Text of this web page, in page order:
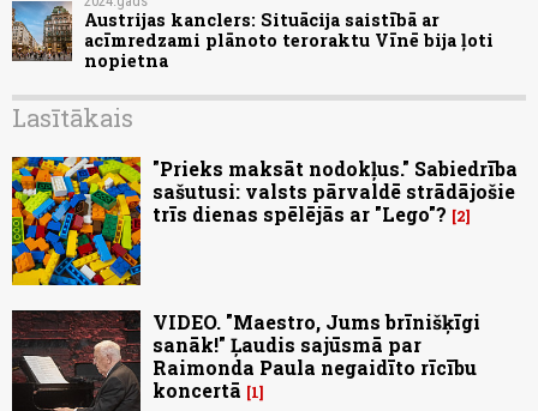
Austrijas kanclers: Situācija saistībā ar
acīmredzami plānoto teroraktu Vīnē bija ļoti
nopietna
Lasītākais
"Prieks maksāt nodokļus." Sabiedrība
sašutusi: valsts pārvaldē strādājošie
trīs dienas spēlējās ar "Lego"?
2
VIDEO. "Maestro, Jums brīnišķīgi
sanāk!" Ļaudis sajūsmā par
Raimonda Paula negaidīto rīcību
koncertā
1